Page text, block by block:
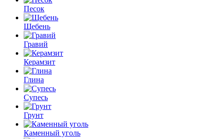
Песок
Щебень
Гравий
Керамзит
Глина
Супесь
Грунт
Каменный уголь